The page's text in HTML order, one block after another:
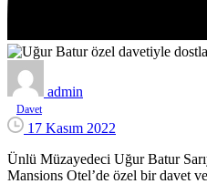
admin
Davet
17 Kasım 2022
Ünlü Müzayedeci Uğur Batur
Mansions Otel’de özel bir davet